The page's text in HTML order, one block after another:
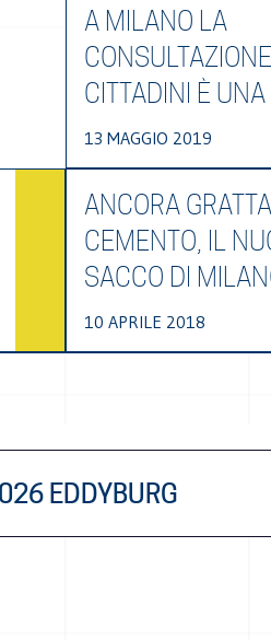
A MILANO LA
CITTADINI È
13 MAGGIO 2019
ANCORA
CEMENTO, IL
SACCO DI
10 APRILE 2018
EDDYBURG